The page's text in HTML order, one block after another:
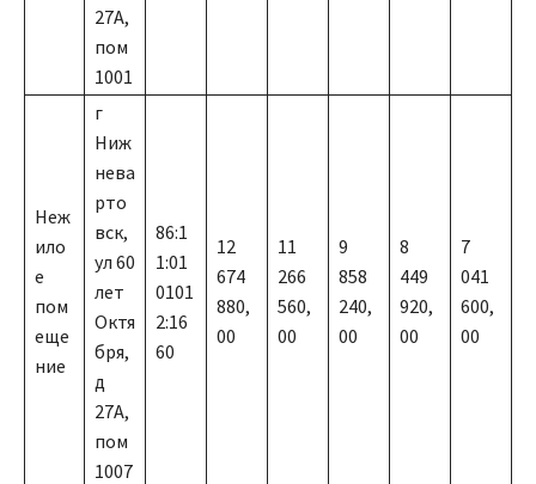
27А,
пом
1001
Неж
ило
е
пом
еще
ние
г
Ниж
нева
рто
вск,
ул 60
лет
Октя
бря,
д
27А,
пом
1007
86:1
1:01
0101
2:16
60
12
674
880,
00
11
266
560,
00
9
858
240,
00
8
449
920,
00
7
041
600,
00